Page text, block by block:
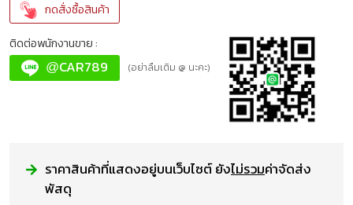
กดสั่งซื้อสินค้า
ติดต่อพนักงานขาย :
@CAR789 (อย่าลืมเติม @ นะคะ)
ราคาสินค้าที่แสดงอยู่บนเว็บไซต์ ยังไม่รวมค่าจัดส่ง
พัสดุ